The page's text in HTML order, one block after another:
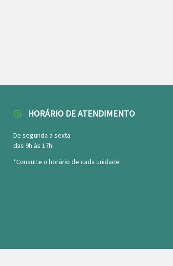
HORÁRIO DE ATENDIMENTO
De segunda a sexta
das 9h às 17h
*Consulte o horário de cada unidade